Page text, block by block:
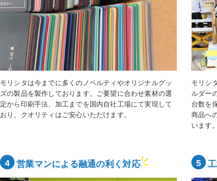
モリシタは今までに多くのノベルティやオリジナルグッ
ズの製品を製作しております。ご要望に合わせ素材の選
定から印刷手法、加工までを国内自社工場にて実現して
おり、クオリティはご安心いただけます。
モリシ
ルダー
台数を
商品へ
います
4 営業マンによる融通の利く対応 5